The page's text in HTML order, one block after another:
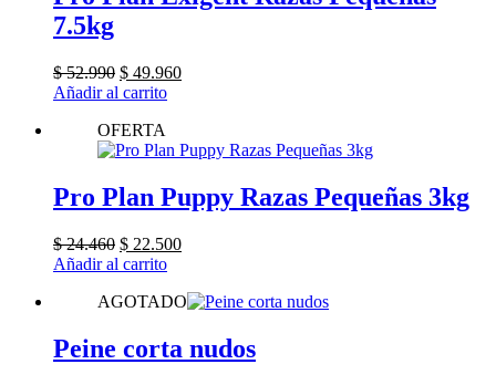
7.5kg
$52.990 El
precio
era:
$ 52.990.
$ 49.960El
$ 49.960.
Añadir al carrito
OFERTA
Pro Plan Puppy Razas Pequeñas 3kg
$24.460 El
precio
era:
$ 22.500El
es:
Añadir al carrito
AGOTADO
Peine corta nudos